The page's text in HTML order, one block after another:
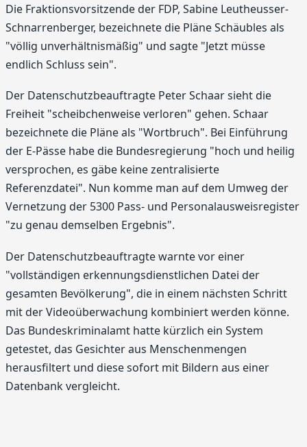
Die Fraktionsvorsitzende der FDP, Sabine Leutheusser-
Schnarrenberger, bezeichnete die Pläne Schäubles als
"völlig unverhältnismäßig" und sagte "Jetzt müsse
endlich Schluss sein".
Der Datenschutzbeauftragte Peter Schaar sieht die
Freiheit "scheibchenweise verloren" gehen. Schaar
bezeichnete die Pläne als "Wortbruch". Bei Einführung
der E-Pässe habe die Bundesregierung "hoch und heilig
versprochen, es gäbe keine zentralisierte
Referenzdatei". Nun komme man auf dem Umweg der
Vernetzung der 5300 Pass- und Personalausweisregister
"zu genau demselben Ergebnis".
Der Datenschutzbeauftragte warnte vor einer
"vollständigen erkennungsdienstlichen Datei der
gesamten Bevölkerung", die in einem nächsten Schritt
mit der Videoüberwachung kombiniert werden könne.
Das Bundeskriminalamt hatte kürzlich ein System
getestet, das Gesichter aus Menschenmengen
herausfiltert und diese sofort mit Bildern aus einer
Datenbank vergleicht.